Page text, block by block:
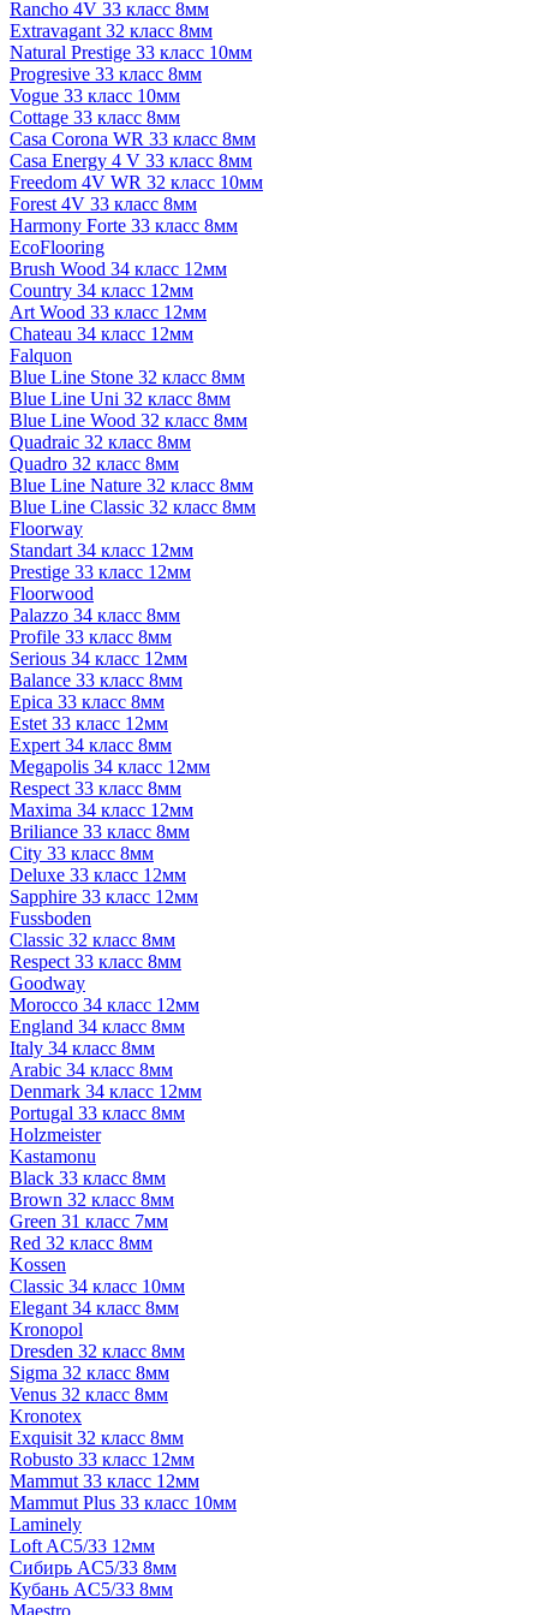
Rancho 4V 33 класс 8мм
Extravagant 32 класс 8мм
Natural Prestige 33 класс 10мм
Progresive 33 класс 8мм
Vogue 33 класс 10мм
Cottage 33 класс 8мм
Casa Corona WR 33 класс 8мм
Casa Energy 4 V 33 класс 8мм
Freedom 4V WR 32 класс 10мм
Forest 4V 33 класс 8мм
Harmony Forte 33 класс 8мм
EcoFlooring
Brush Wood 34 класс 12мм
Country 34 класс 12мм
Art Wood 33 класс 12мм
Chateau 34 класс 12мм
Falquon
Blue Line Stone 32 класс 8мм
Blue Line Uni 32 класс 8мм
Blue Line Wood 32 класс 8мм
Quadraic 32 класс 8мм
Quadro 32 класс 8мм
Blue Line Nature 32 класс 8мм
Blue Line Classic 32 класс 8мм
Floorway
Standart 34 класс 12мм
Prestige 33 класс 12мм
Floorwood
Palazzo 34 класс 8мм
Profile 33 класс 8мм
Serious 34 класс 12мм
Balance 33 класс 8мм
Epica 33 класс 8мм
Estet 33 класс 12мм
Expert 34 класс 8мм
Megapolis 34 класс 12мм
Respect 33 класс 8мм
Maxima 34 класс 12мм
Briliance 33 класс 8мм
City 33 класс 8мм
Deluxe 33 класс 12мм
Sapphire 33 класс 12мм
Fussboden
Classic 32 класс 8мм
Respect 33 класс 8мм
Goodway
Morocco 34 класс 12мм
England 34 класс 8мм
Italy 34 класс 8мм
Arabic 34 класс 8мм
Denmark 34 класс 12мм
Portugal 33 класс 8мм
Holzmeister
Kastamonu
Black 33 класс 8мм
Brown 32 класс 8мм
Green 31 класс 7мм
Red 32 класс 8мм
Kossen
Classic 34 класс 10мм
Elegant 34 класс 8мм
Kronopol
Dresden 32 класс 8мм
Sigma 32 класс 8мм
Venus 32 класс 8мм
Kronotex
Exquisit 32 класс 8мм
Robusto 33 класс 12мм
Mammut 33 класс 12мм
Mammut Plus 33 класс 10мм
Laminely
Loft AC5/33 12мм
Сибирь AC5/33 8мм
Кубань AC5/33 8мм
Maestro